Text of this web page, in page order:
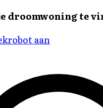
droomwoning te
aan